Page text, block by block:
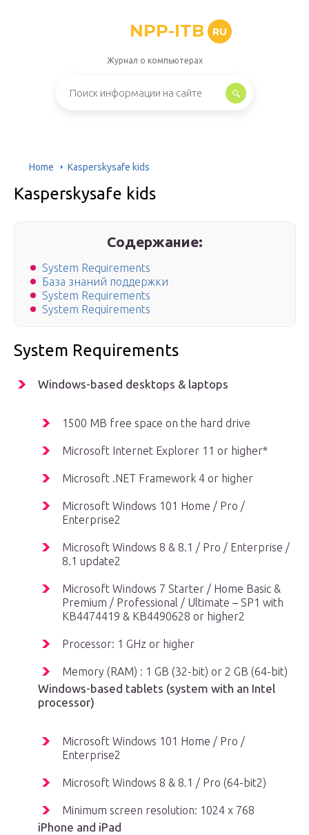
NPP-ITB RU
Журнал о компьютерах
Home Kasperskysafe kids
Kasperskysafe kids
Содержание:
System Requirements
База знаний поддержки
System Requirements
System Requirements
System Requirements
Windows-based desktops & laptops
1500 MB free space on the hard drive
Microsoft Internet Explorer 11 or higher*
Microsoft .NET Framework 4 or higher
Microsoft Windows 101 Home / Pro /
Enterprise2
Microsoft Windows 8 & 8.1 / Pro / Enterprise /
8.1 update2
Microsoft Windows 7 Starter / Home Basic &
Premium / Professional / Ultimate – SP1 with
KB4474419 & KB4490628 or higher2
Processor: 1 GHz or higher
Memory (RAM) : 1 GB (32-bit) or 2 GB (64-bit)
Windows-based tablets (system with an Intel
processor)
Microsoft Windows 101 Home / Pro /
Enterprise2
Microsoft Windows 8 & 8.1 / Pro (64-bit2)
Minimum screen resolution: 1024 x 768
iPhone and iPad